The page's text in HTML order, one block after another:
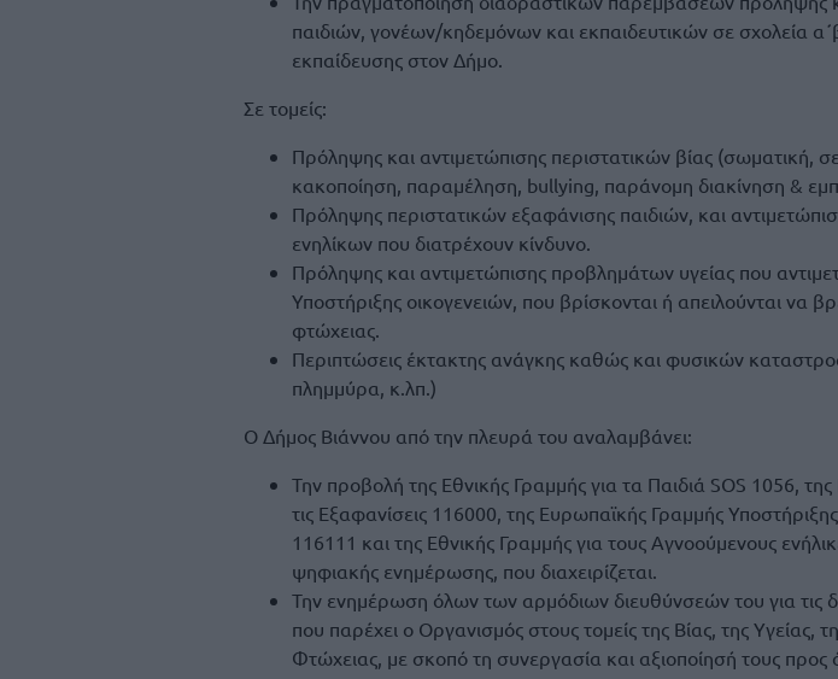
παιδιών, γονέων/κηδεμόνων και εκπαιδευτικών σε σχολεία
εκπαίδευσης στον Δήμο.
Σε τομείς:
Πρόληψης και αντιμετώπισης περιστατικών βίας (σωματική,
κακοποίηση, παραμέληση, bullying, παράνομη διακίνηση &
Πρόληψης περιστατικών εξαφάνισης παιδιών, και
ενηλίκων που διατρέχουν κίνδυνο.
Πρόληψης και αντιμετώπισης προβλημάτων υγείας που
Υποστήριξης οικογενειών, που βρίσκονται ή απειλούνται να
φτώχειας.
Περιπτώσεις έκτακτης ανάγκης καθώς και φυσικών
πλημμύρα, κ.λπ.)
Ο Δήμος Βιάννου από την πλευρά του αναλαμβάνει:
Την προβολή της Εθνικής Γραμμής για τα Παιδιά SOS 1056,
τις Εξαφανίσεις 116000, της Ευρωπαϊκής Γραμμής
116111 και της Εθνικής Γραμμής για τους Αγνοούμενους
ψηφιακής ενημέρωσης, που διαχειρίζεται.
Την ενημέρωση όλων των αρμόδιων διευθύνσεών του για τις
που παρέχει ο Οργανισμός στους τομείς της Βίας, της Υγείας,
Φτώχειας, με σκοπό τη συνεργασία και αξιοποίησή τους προς